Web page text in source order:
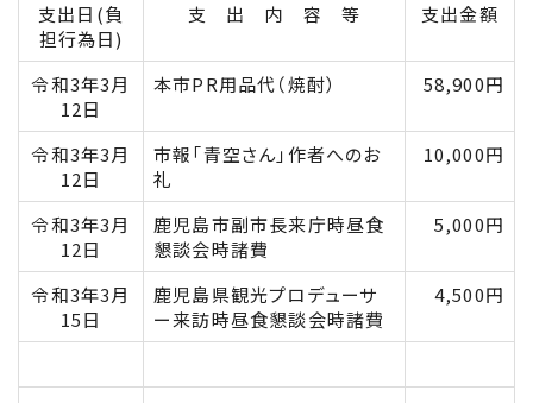
支出日(負
担行為日)
支 出 内 容 等 支出金額
令和3年3月
12日
本市PR用品代（焼酎） 58,900円
令和3年3月
12日
市報「青空さん」作者へのお
礼
10,000円
令和3年3月
12日
鹿児島市副市長来庁時昼食
懇談会時諸費
5,000円
令和3年3月
15日
鹿児島県観光プロデューサ
ー来訪時昼食懇談会時諸費
4,500円